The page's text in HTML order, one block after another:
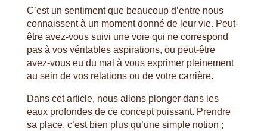
C’est un sentiment que beaucoup d’entre nous
connaissent à un moment donné de leur vie. Peut-
être avez-vous suivi une voie qui ne correspond
pas à vos véritables aspirations, ou peut-être
avez-vous eu du mal à vous exprimer pleinement
au sein de vos relations ou de votre carrière.
Dans cet article, nous allons plonger dans les
eaux profondes de ce concept puissant. Prendre
sa place, c’est bien plus qu’une simple notion ;